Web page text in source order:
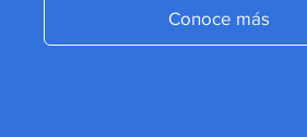
Conoce más